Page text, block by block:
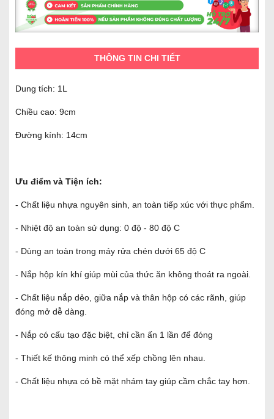
THÔNG TIN CHI TIẾT
Dung tích: 1L
Chiều cao: 9cm
Đường kính: 14cm
Ưu điểm và Tiện ích:
- Chất liệu nhựa nguyên sinh, an toàn tiếp xúc với thực phẩm.
- Nhiệt độ an toàn sử dụng: 0 độ - 80 độ C
- Dùng an toàn trong máy rửa chén dưới 65 độ C
- Nắp hộp kín khí giúp mùi của thức ăn không thoát ra ngoài.
- Chất liệu nắp dẻo, giữa nắp và thân hộp có các rãnh, giúp
đóng mở dễ dàng.
- Nắp có cấu tạo đặc biệt, chỉ cần ấn 1 lần để đóng
- Thiết kế thông minh có thể xếp chồng lên nhau.
- Chất liệu nhựa có bề mặt nhám tay giúp cầm chắc tay hơn.